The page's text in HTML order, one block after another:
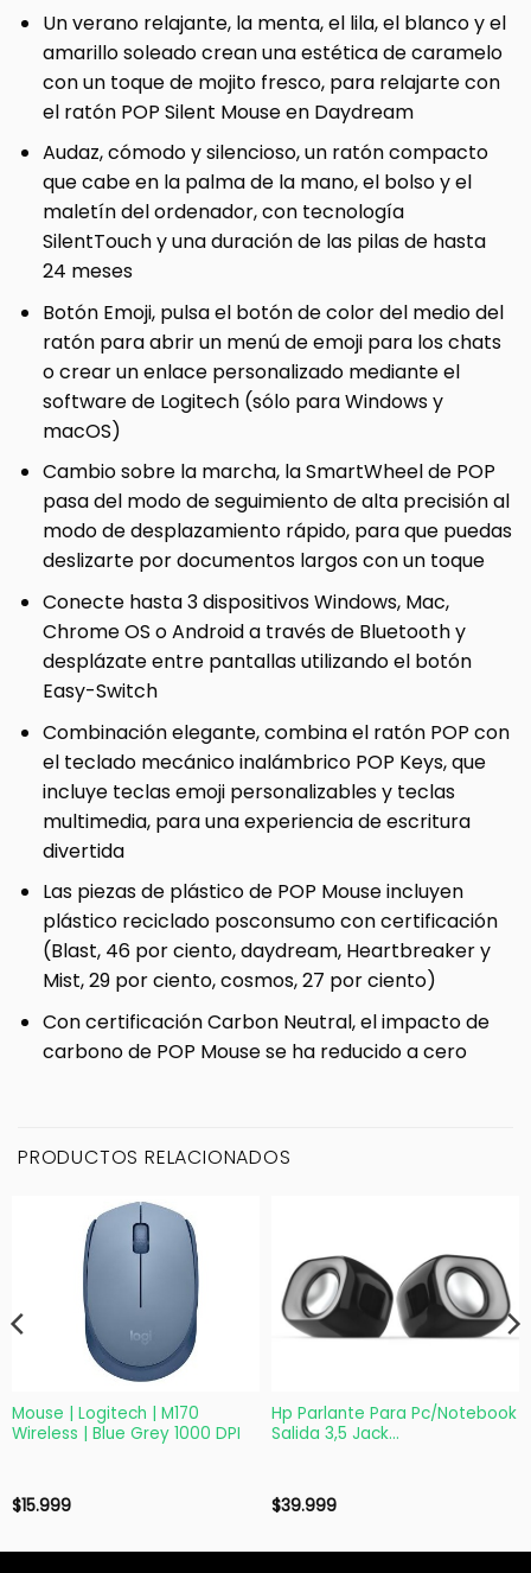
Un verano relajante, la menta, el lila, el blanco y el
amarillo soleado crean una estética de caramelo
con un toque de mojito fresco, para relajarte con
el ratón POP Silent Mouse en Daydream
Audaz, cómodo y silencioso, un ratón compacto
que cabe en la palma de la mano, el bolso y el
maletín del ordenador, con tecnología
SilentTouch y una duración de las pilas de hasta
24 meses
Botón Emoji, pulsa el botón de color del medio del
ratón para abrir un menú de emoji para los chats
o crear un enlace personalizado mediante el
software de Logitech (sólo para Windows y
macOS)
Cambio sobre la marcha, la SmartWheel de POP
pasa del modo de seguimiento de alta precisión al
modo de desplazamiento rápido, para que puedas
deslizarte por documentos largos con un toque
Conecte hasta 3 dispositivos Windows, Mac,
Chrome OS o Android a través de Bluetooth y
desplázate entre pantallas utilizando el botón
Easy-Switch
Combinación elegante, combina el ratón POP con
el teclado mecánico inalámbrico POP Keys, que
incluye teclas emoji personalizables y teclas
multimedia, para una experiencia de escritura
divertida
Las piezas de plástico de POP Mouse incluyen
plástico reciclado posconsumo con certificación
(Blast, 46 por ciento, daydream, Heartbreaker y
Mist, 29 por ciento, cosmos, 27 por ciento)
Con certificación Carbon Neutral, el impacto de
carbono de POP Mouse se ha reducido a cero
PRODUCTOS RELACIONADOS
Mouse | Logitech | M170
Wireless | Blue Grey 1000 DPI
$15.999
Hp Parlante Para Pc/Notebook
Salida 3,5 Jack
$39.999